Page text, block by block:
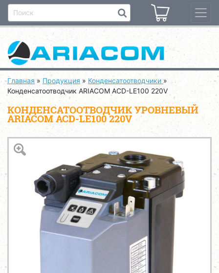
Главная » Продукция » Конденсатоотводчики »
Конденсатоотводчик ARIACOM ACD-LE100 220V
КОНДЕНСАТООТВОДЧИК УРОВНЕВЫЙ
ARIACOM ACD-LE100 220V